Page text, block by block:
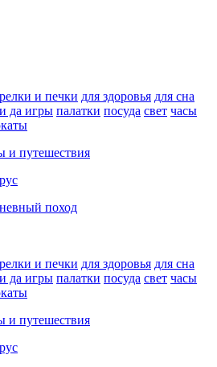
и печки для здоровья для сна
да игры палатки посуда свет часы
и путешествия
поход
и печки для здоровья для сна
да игры палатки посуда свет часы
и путешествия